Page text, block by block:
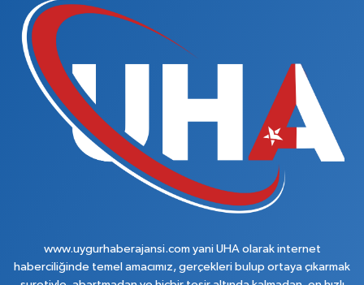
www.uygurhaberajansi.com yani UHA olarak internet
haberciliğinde temel amacımız, gerçekleri bulup ortaya çıkarmak